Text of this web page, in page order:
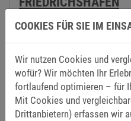
Messe Friedrichshafen,
Aussteller: KEB Automation KG,
16.03.2027 – 18.03.2027
COOKIES FÜR SIE IM
Wir nutzen Cookies und
wofür? Wir möchten Ihr
fortlaufend optimieren – für
Mit Cookies und
Drittanbietern) erfassen wir